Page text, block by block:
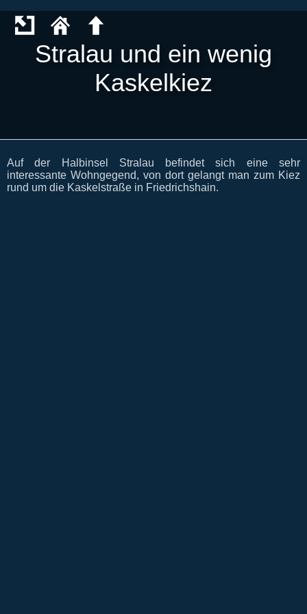
Stralau und ein wenig
Kaskelkiez
Auf der Halbinsel Stralau befindet sich eine sehr
interessante Wohngegend, von dort gelangt man zum Kiez
rund um die Kaskelstraße in Friedrichshain.